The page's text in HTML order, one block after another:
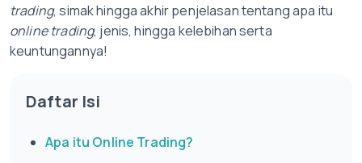
trading, simak hingga akhir penjelasan tentang apa itu
online trading, jenis, hingga kelebihan serta
keuntungannya!
Daftar Isi
Apa itu Online Trading?